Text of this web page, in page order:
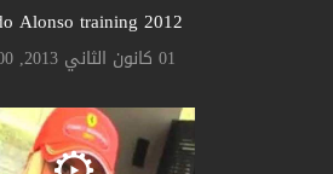
Alonso training 2012
01 كانون الثاني 2013, 12:00 ص